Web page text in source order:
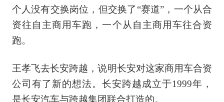
个人没有交换岗位，但交换了“赛道”，一个从合
资往自主商用车跑，一个从自主商用车往合资
跑。
王孝飞去长安跨越，说明长安对这家商用车合资
公司有了新的想法。长安跨越成立于1999年，
是长安汽车与跨越集团联合打造的。